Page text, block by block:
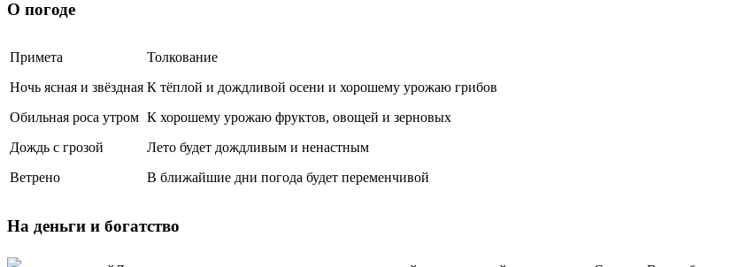
О погоде
Примета
Толкование
Ночь ясная и звёздная К тёплой и дождливой осени и хорошему урожаю грибов
Обильная роса утром К хорошему урожаю фруктов, овощей и зерновых
Дождь с грозой
Лето будет дождливым и ненастным
Ветрено
В ближайшие дни погода будет переменчивой
На деньги и богатство